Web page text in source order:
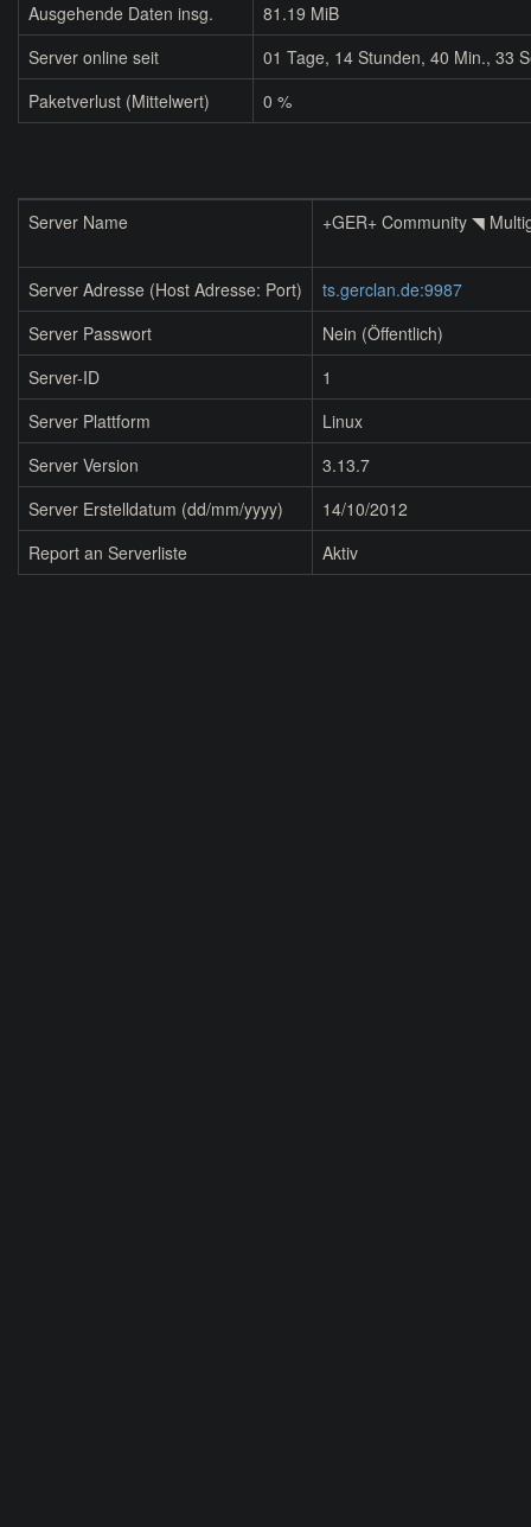
Ausgehende Daten insg.
81.19 MiB
Server online seit
01 Tage, 14 Stunden, 40 Min., 33
Paketverlust (Mittelwert)
0 %
Server Name +GER+ Community ◥
Server Adresse (Host Adresse: Port)
ts.gerclan.de:9987
Server Passwort
Nein (Öffentlich)
Server-ID
1
Server Plattform
Linux
Server Version
3.13.7
Server Erstelldatum (dd/mm/yyyy)
14/10/2012
Report an Serverliste
Aktiv